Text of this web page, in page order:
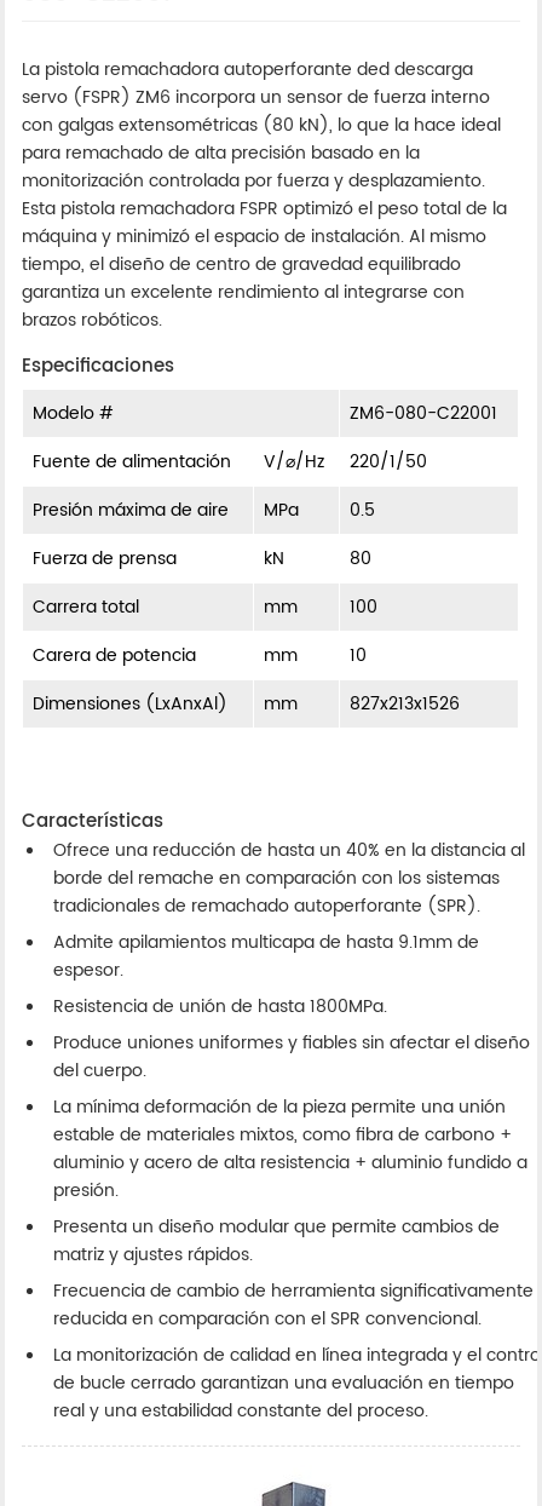
La pistola remachadora autoperforante ded descarga
servo (FSPR) ZM6 incorpora un sensor de fuerza interno
con galgas extensométricas (80 kN), lo que la hace ideal
para remachado de alta precisión basado en la
monitorización controlada por fuerza y desplazamiento.
Esta pistola remachadora FSPR optimizó el peso total de la
máquina y minimizó el espacio de instalación. Al mismo
tiempo, el diseño de centro de gravedad equilibrado
garantiza un excelente rendimiento al integrarse con
brazos robóticos.
Especificaciones
Modelo #
ZM6-080-C22001
Fuente de alimentación
V/⌀/Hz
220/1/50
Presión máxima de aire
MPa
0.5
Fuerza de prensa
kN
80
Carrera total
mm
100
Carera de potencia
mm
10
Dimensiones (LxAnxAl)
mm 827x213x1526
Características
Ofrece una reducción de hasta un 40% en la distancia al
borde del remache en comparación con los sistemas
tradicionales de remachado autoperforante (SPR).
Admite apilamientos multicapa de hasta 9.1mm de
espesor.
Resistencia de unión de hasta 1800MPa.
Produce uniones uniformes y fiables sin afectar el diseño
del cuerpo.
La mínima deformación de la pieza permite una unión
estable de materiales mixtos, como fibra de carbono +
aluminio y acero de alta resistencia + aluminio fundido a
presión.
Presenta un diseño modular que permite cambios de
matriz y ajustes rápidos.
Frecuencia de cambio de herramienta significativamente
reducida en comparación con el SPR convencional.
La monitorización de calidad en línea integrada y el
de bucle cerrado garantizan una evaluación en tiempo
real y una estabilidad constante del proceso.